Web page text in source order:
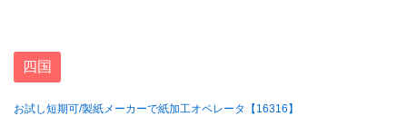
四国
お試し短期可/製紙メーカーで紙加工オペレータ【16316】